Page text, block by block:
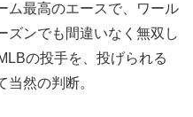
ム最高のエースで、ワール
ズンでも間違いなく無双し
の投手を、投げられる
然の判断。